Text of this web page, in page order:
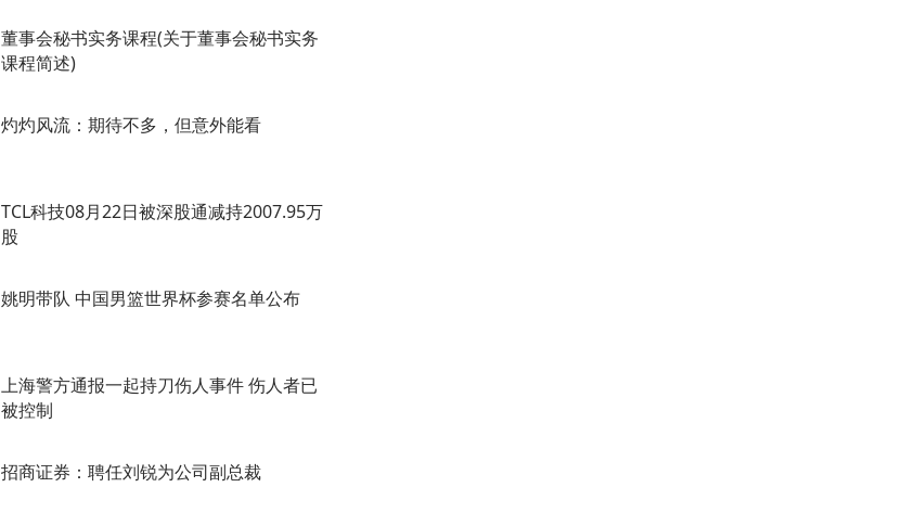
董事会秘书实务课程(关于董事会秘书实务
课程简述)
灼灼风流：期待不多，但意外能看
TCL科技08月22日被深股通减持2007.95万
股
姚明带队 中国男篮世界杯参赛名单公布
上海警方通报一起持刀伤人事件 伤人者已
被控制
招商证券：聘任刘锐为公司副总裁